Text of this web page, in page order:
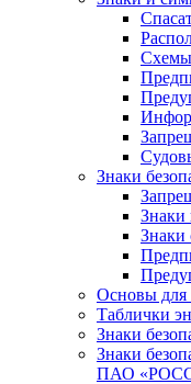
Знаки
Знаки
Знаки
Основы для
Таблички
Знаки
Знаки
ПАО